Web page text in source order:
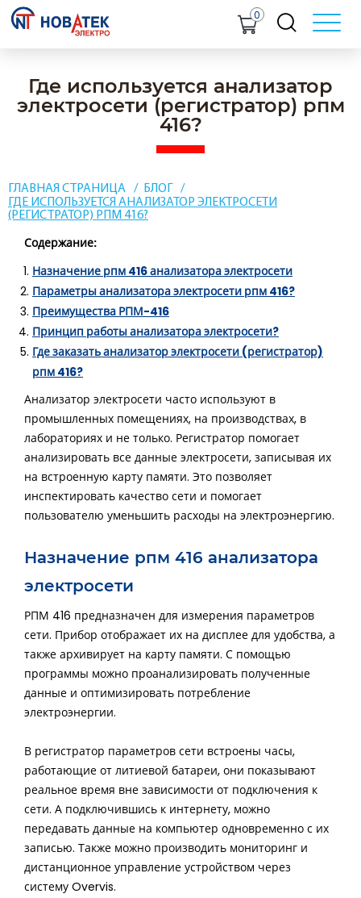
0
Где используется анализатор
электросети (регистратор) рпм
416?
ГЛАВНАЯ СТРАНИЦА
БЛОГ
ГДЕ ИСПОЛЬЗУЕТСЯ АНАЛИЗАТОР ЭЛЕКТРОСЕТИ
(РЕГИСТРАТОР) РПМ 416?
Содержание:
Назначение рпм 416 анализатора электросети
Параметры анализатора электросети рпм 416?
Преимущества РПМ-416
Принцип работы анализатора электросети?
Где заказать анализатор электросети (регистратор)
рпм 416?
Анализатор электросети часто используют в
промышленных помещениях, на производствах, в
лабораториях и не только. Регистратор помогает
анализировать все данные электросети, записывая их
на встроенную карту памяти. Это позволяет
инспектировать качество сети и помогает
пользователю уменьшить расходы на электроэнергию.
Назначение рпм 416 анализатора
электросети
РПМ 416 предназначен для измерения параметров
сети. Прибор отображает их на дисплее для удобства, а
также архивирует на карту памяти. С помощью
программы можно проанализировать полученные
данные и оптимизировать потребление
электроэнергии.
В регистратор параметров сети встроены часы,
работающие от литиевой батареи, они показывают
реальное время вне зависимости от подключения к
сети. А подключившись к интернету, можно
передавать данные на компьютер одновременно с их
записью. Также можно производить мониторинг и
дистанционное управление устройством через
систему Overvis.